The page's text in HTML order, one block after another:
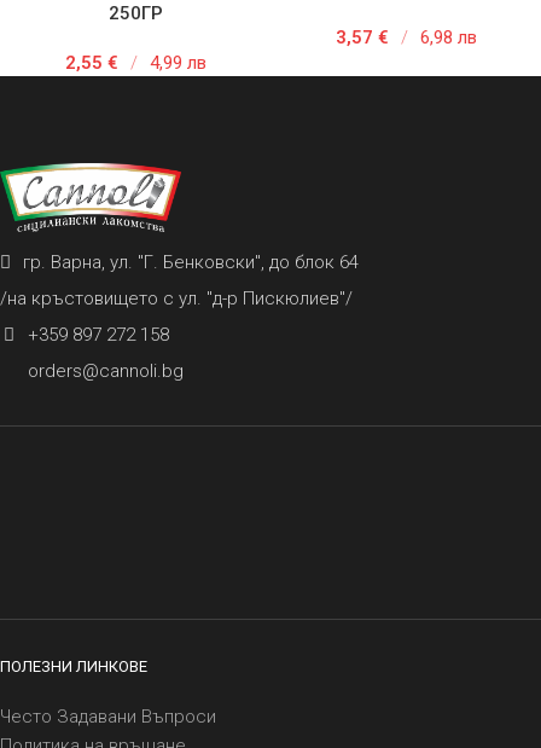
250ГР
2,55 € / 4,99 лв
3,57 € / 6,98 лв
гр. Варна, ул. "Г. Бенковски", до блок 64
/на кръстовището с ул. "д-р Пискюлиев"/
+359 897 272 158
orders@cannoli.bg
ПОЛЕЗНИ ЛИНКОВЕ
Често Задавани Въпроси